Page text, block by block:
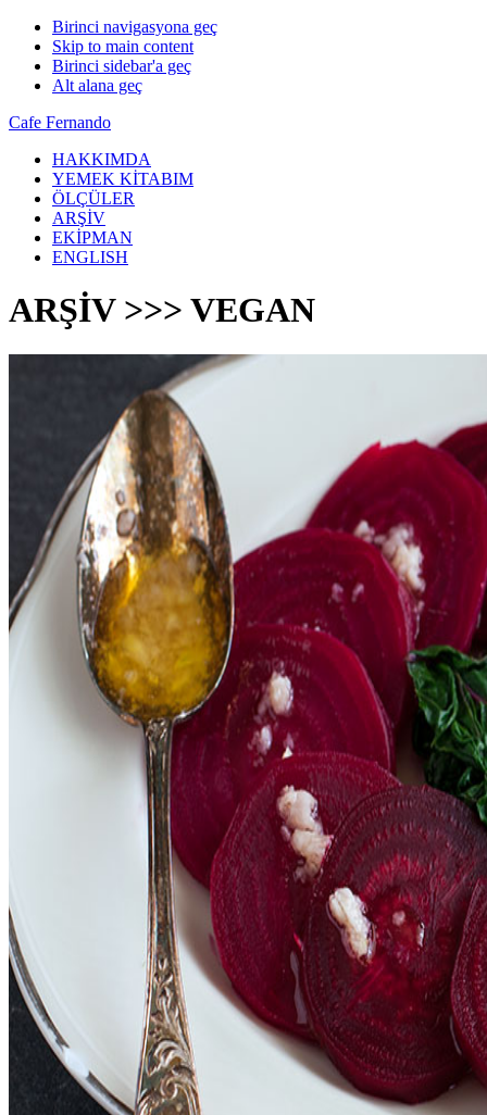
Birinci navigasyona geç
Skip to main content
Birinci sidebar'a geç
Alt alana geç
Cafe Fernando
HAKKIMDA
YEMEK KİTABIM
ÖLÇÜLER
ARŞİV
EKİPMAN
ENGLISH
ARŞİV >>> VEGAN